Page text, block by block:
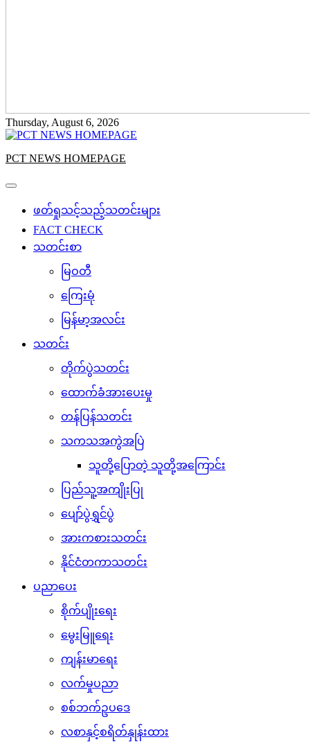
Thursday, August 6, 2026
PCT NEWS HOMEPAGE
ဖတ်ရှုသင့်သည့်သတင်းများ
FACT CHECK
သတင်းစာ
မြဝတီ
ကြေးမုံ
မြန်မာ့အလင်း
သတင်း
တိုက်ပွဲသတင်း
ထောက်ခံအားပေးမှု
တန်ပြန်သတင်း
သကသအကွဲအပြဲ
သူတို့ပြောတဲ့ သူတို့အကြောင်း
ပြည်သူ့အကျိုးပြု
ပျော်ပွဲရွှင်ပွဲ
အားကစားသတင်း
နိုင်ငံတကာသတင်း
ပညာပေး
စိုက်ပျိုးရေး
မွေးမြူရေး
ကျန်းမာရေး
လက်မှုပညာ
စစ်ဘက်ဥပဒေ
လစာနှင့်စရိတ်နှုန်းထား